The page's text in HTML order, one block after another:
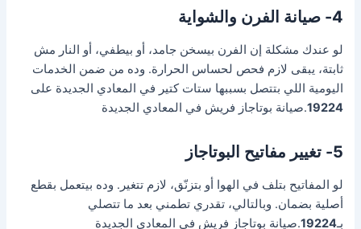
4- صيانة الفرن والشواية
لو عندك مشكلة إن الفرن بيسخن جامد، أو بيطفي، أو النار مش
ثابتة، يبقى لازم فحص لحساس الحرارة. وده من ضمن الخدمات
اليومية اللي بتتصل بسببها ستات كتير في المعادي الجديدة على
19224.صيانة بوتاجاز فريش في المعادي الجديدة
5- تغيير مفاتيح البوتاجاز
لو المفاتيح بتلف في الهوا أو بتزنّق، لازم تتغير. وده بيتعمل بقطع
أصلية بضمان. وبالتالي، تقدري تطمني بعد ما تتصلي
بـ19224.صيانة بوتاجاز فريش في المعادي الجديدة